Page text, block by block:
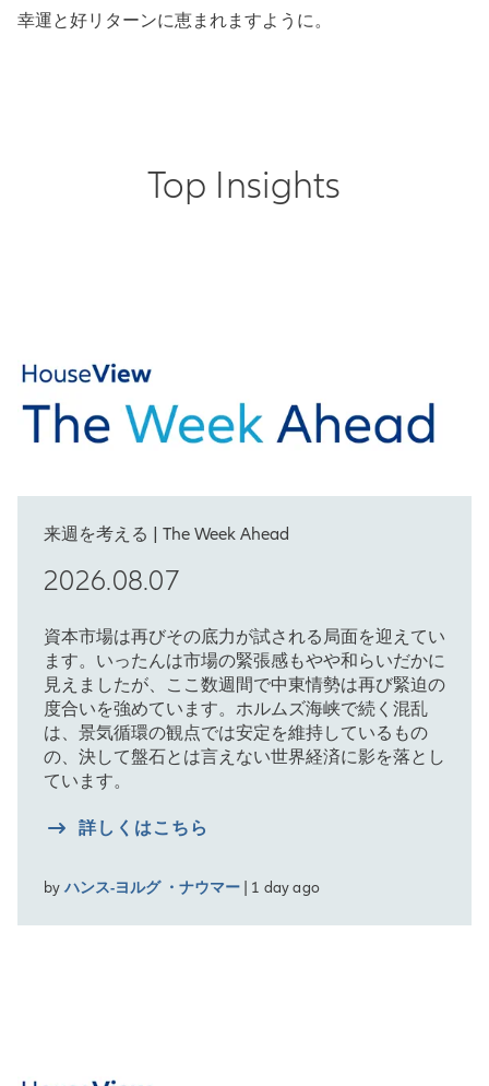
幸運と好リターンに恵まれますように。
Top Insights
来週を考える | The Week Ahead
2026.08.07
資本市場は再びその底力が試される局面を迎えてい
ます。いったんは市場の緊張感もやや和らいだかに
見えましたが、ここ数週間で中東情勢は再び緊迫の
度合いを強めています。ホルムズ海峡で続く混乱
は、景気循環の観点では安定を維持しているもの
の、決して盤石とは言えない世界経済に影を落とし
ています。
詳しくはこちら
by ハンス-ヨルグ ・ナウマー| 1 day ago